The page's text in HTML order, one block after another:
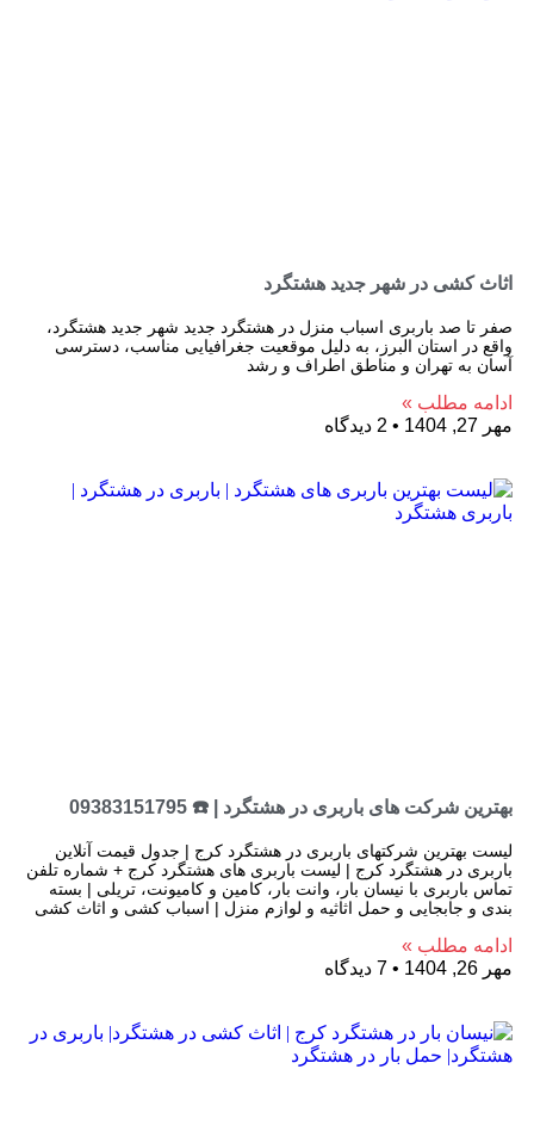
اثاث کشی در شهر جدید هشتگرد
صفر تا صد باربری اسباب منزل در هشتگرد جدید شهر جدید هشتگرد،
واقع در استان البرز، به دلیل موقعیت جغرافیایی مناسب، دسترسی
آسان به تهران و مناطق اطراف و رشد
ادامه مطلب »
مهر 27, 1404
بهترین شرکت های باربری در هشتگرد | ☎️ 09383151795
لیست بهترین شرکتهای باربری در هشتگرد کرج | جدول قیمت آنلاین
باربری در هشتگرد کرج | لیست باربری های هشتگرد کرج + شماره تلفن
تماس باربری با نیسان بار، وانت بار، کامین و کامیونت، تریلی | بسته
بندی و جابجایی و حمل اثاثیه و لوازم منزل | اسباب کشی و اثاث کشی
ادامه مطلب »
مهر 26, 1404